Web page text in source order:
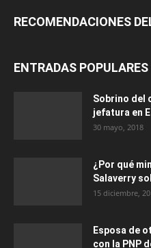
RECOMENDACIONES
ENTRADAS POPULARES
Sobrino del
jefatura en
30 mayo, 2018
¿Por qué
Salaverry
15 diciembre,
Esposa de
con la PNP